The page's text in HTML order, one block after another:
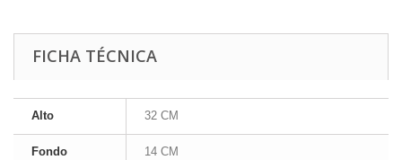
FICHA TÉCNICA
Alto 32 CM
Fondo 14 CM